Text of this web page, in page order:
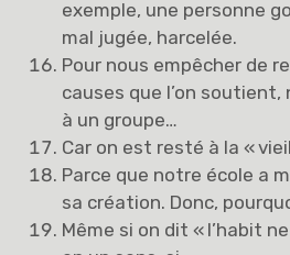
exemple, une personne
mal jugée, harcelée.
Pour nous empêcher de
causes que l’on
à un groupe…
Car on est resté à la «
Parce que notre école a
sa création. Donc,
Même si on dit « l’habit